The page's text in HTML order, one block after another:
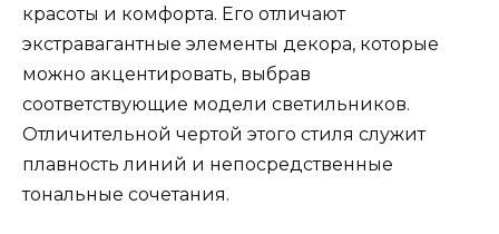
красоты и комфорта. Его отличают
экстравагантные элементы декора, которые
можно акцентировать, выбрав
соответствующие модели светильников.
Отличительной чертой этого стиля служит
плавность линий и непосредственные
тональные сочетания.